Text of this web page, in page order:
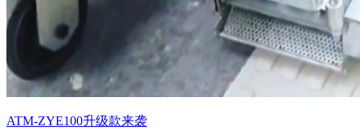
ATM-ZYE100升级款来袭